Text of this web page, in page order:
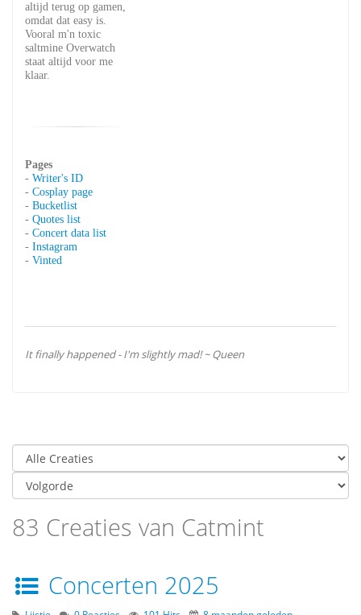
altijd terug op gamen,
omdat dat easy is.
Vooral m'n toxic
saltmine Overwatch
staat altijd voor me
klaar.
Pages
- Writer's ID
- Cosplay page
- Bucketlist
- Quotes list
- Concert data list
- Instagram
- Vinted
It finally happened - I'm slightly mad! ~ Queen
83 Creaties van Catmint
Concerten 2025